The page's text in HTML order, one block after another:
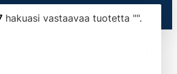
hakuasi vastaavaa tuotetta "".
query correctly.<br>Currently